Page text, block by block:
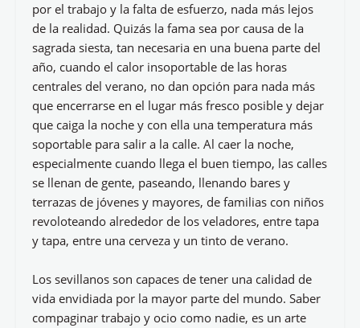
por el trabajo y la falta de esfuerzo, nada más lejos
de la realidad. Quizás la fama sea por causa de la
sagrada siesta, tan necesaria en una buena parte del
año, cuando el calor insoportable de las horas
centrales del verano, no dan opción para nada más
que encerrarse en el lugar más fresco posible y dejar
que caiga la noche y con ella una temperatura más
soportable para salir a la calle. Al caer la noche,
especialmente cuando llega el buen tiempo, las calles
se llenan de gente, paseando, llenando bares y
terrazas de jóvenes y mayores, de familias con niños
revoloteando alrededor de los veladores, entre tapa
y tapa, entre una cerveza y un tinto de verano.
Los sevillanos son capaces de tener una calidad de
vida envidiada por la mayor parte del mundo. Saber
compaginar trabajo y ocio como nadie, es un arte